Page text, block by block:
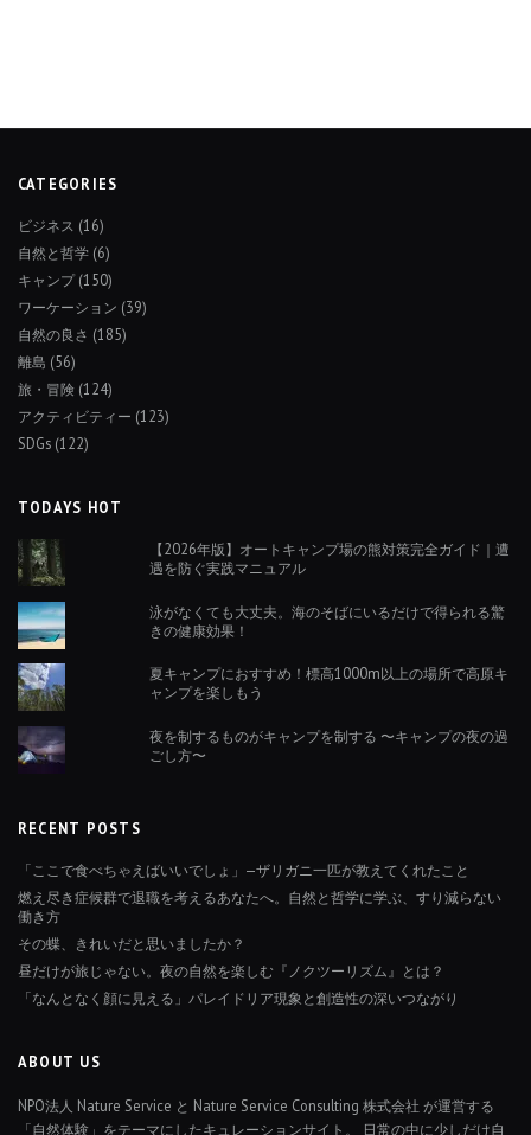
CATEGORIES
ビジネス (16)
自然と哲学 (6)
キャンプ(150)
ワーケーション (39)
自然の良さ (185)
離島 (56)
旅・冒険 (124)
アクティビティー (123)
SDGs (122)
TODAYS HOT
【2026年版】オートキャンプ場の熊対策完全ガイド｜遭
遇を防ぐ実践マニュアル
泳がなくても大丈夫。海のそばにいるだけで得られる驚
きの健康効果！
夏キャンプにおすすめ！標高1000m以上の場所で高原キ
ャンプを楽しもう
夜を制するものがキャンプを制する 〜キャンプの夜の過
ごし方〜
RECENT POSTS
「ここで食べちゃえばいいでしょ」—ザリガニ一匹が教えてくれたこと
燃え尽き症候群で退職を考えるあなたへ。自然と哲学に学ぶ、すり減らない
働き方
その蝶、きれいだと思いましたか？
昼だけが旅じゃない。夜の自然を楽しむ『ノクツーリズム』とは？
「なんとなく顔に見える」パレイドリア現象と創造性の深いつながり
ABOUT US
NPO法人 Nature Service と Nature Service Consulting 株式会社 が運営する
「自然体験」をテーマにしたキュレーションサイト。 日常の中に少しだけ自